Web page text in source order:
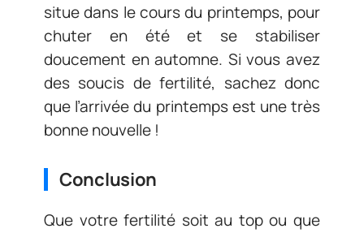
situe dans le cours du printemps, pour
chuter en été et se stabiliser
doucement en automne. Si vous avez
des soucis de fertilité, sachez donc
que l’arrivée du printemps est une très
bonne nouvelle !
Conclusion
Que votre fertilité soit au top ou que